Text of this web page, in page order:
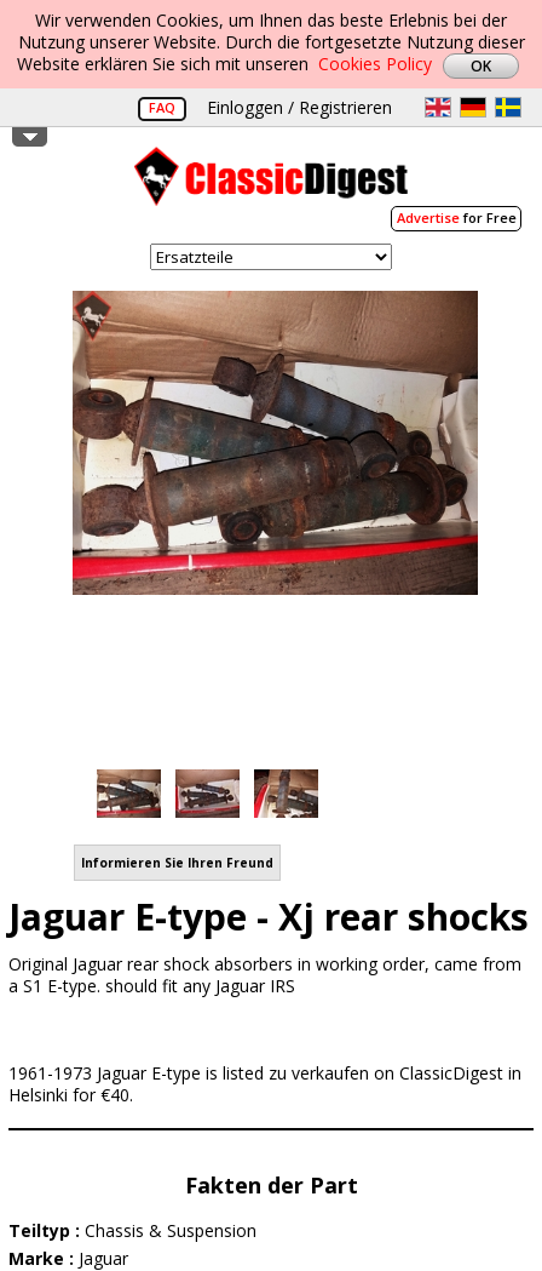
Wir verwenden Cookies, um Ihnen das beste Erlebnis bei der
Nutzung unserer Website. Durch die fortgesetzte Nutzung dieser
Website erklären Sie sich mit unseren Cookies Policy
FAQ Einloggen / Registrieren
Advertisefor Free
Informieren Sie Ihren Freund
Jaguar E-type - Xj rear shocks
Original Jaguar rear shock absorbers in working order, came from
a S1 E-type. should fit any Jaguar IRS
1961-1973 Jaguar E-type is listed zu verkaufen on ClassicDigest in
Helsinki for €40.
Fakten der Part
Teiltyp : Chassis & Suspension
Marke : Jaguar